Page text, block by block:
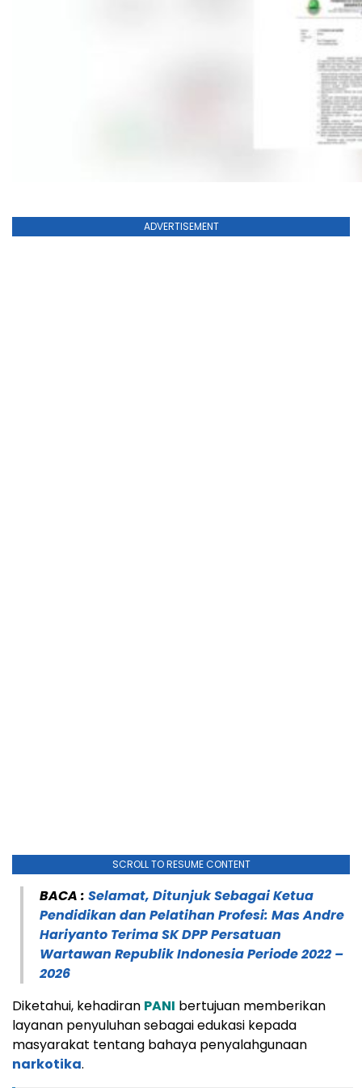
ADVERTISEMENT
SCROLL TO RESUME CONTENT
BACA : Selamat, Ditunjuk Sebagai Ketua
Pendidikan dan Pelatihan Profesi: Mas Andre
Hariyanto Terima SK DPP Persatuan
Wartawan Republik Indonesia Periode 2022 –
2026
Diketahui, kehadiran PANI bertujuan memberikan
layanan penyuluhan sebagai edukasi kepada
masyarakat tentang bahaya penyalahgunaan
narkotika.